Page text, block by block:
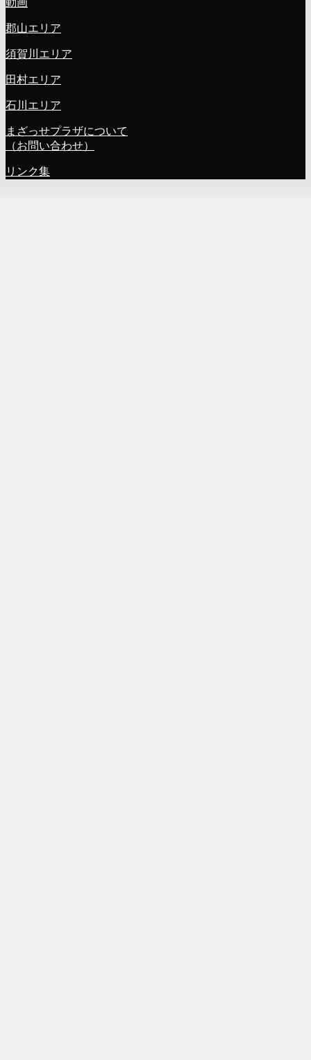
郡山エリア
須賀川エリア
田村エリア
石川エリア
まざっせプラザについて
（お問い合わせ）
リンク集